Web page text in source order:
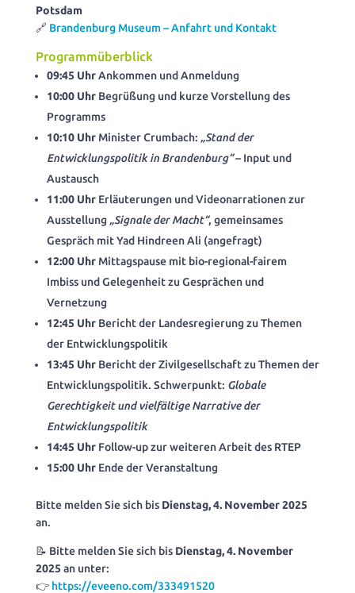
Potsdam
🔗 Brandenburg Museum – Anfahrt und Kontakt
Programmüberblick
09:45 UhrAnkommen und Anmeldung
10:00 UhrBegrüßung und kurze Vorstellung des
Programms
10:10 UhrMinister Crumbach: „Stand der
Entwicklungspolitik in Brandenburg“– Input und
Austausch
11:00 UhrErläuterungen und Videonarrationen zur
Ausstellung „Signale der Macht“, gemeinsames
Gespräch mit Yad Hindreen Ali (angefragt)
12:00 UhrMittagspause mit bio-regional-fairem
Imbiss und Gelegenheit zu Gesprächen und
Vernetzung
12:45 UhrBericht der Landesregierung zu Themen
der Entwicklungspolitik
13:45 UhrBericht der Zivilgesellschaft zu Themen der
Entwicklungspolitik. Schwerpunkt: Globale
Gerechtigkeit und vielfältige Narrative der
Entwicklungspolitik
14:45 UhrFollow-up zur weiteren Arbeit des RTEP
15:00 UhrEnde der Veranstaltung
Bitte melden Sie sich bis Dienstag, 4. November 2025
an.
📝 Bitte melden Sie sich bis Dienstag, 4. November
2025 an unter:
👉 https://eveeno.com/333491520